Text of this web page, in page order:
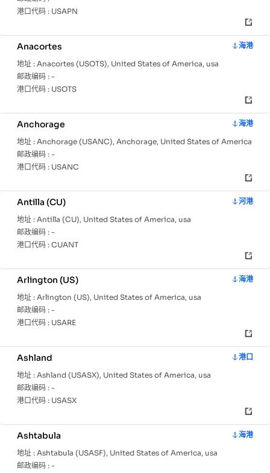
港口代码 : USAPN
Anacortes
海港
地址 : Anacortes (USOTS), United States of America, usa
邮政编码 : -
港口代码 : USOTS
Anchorage
海港
地址 : Anchorage (USANC), Anchorage, United States of America
邮政编码 : -
港口代码 : USANC
Antilla (CU)
河港
地址 : Antilla (CU), United States of America, usa
邮政编码 : -
港口代码 : CUANT
Arlington (US)
海港
地址 : Arlington (US), United States of America, usa
邮政编码 : -
港口代码 : USARE
Ashland
港口
地址 : Ashland (USASX), United States of America, usa
邮政编码 : -
港口代码 : USASX
Ashtabula
海港
地址 : Ashtabula (USASF), United States of America, usa
邮政编码 : -